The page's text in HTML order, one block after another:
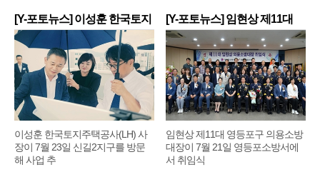
[Y-포토뉴스] 이성훈 한국토지
주
이성훈 한국토지주택공사(LH) 사
장이 7월 23일 신길2지구를 방문
해 사업 추
[Y-포토뉴스] 임현상 제11대
영
임현상 제11대 영등포구 의용소방
대장이 7월 21일 영등포소방서에
서 취임식